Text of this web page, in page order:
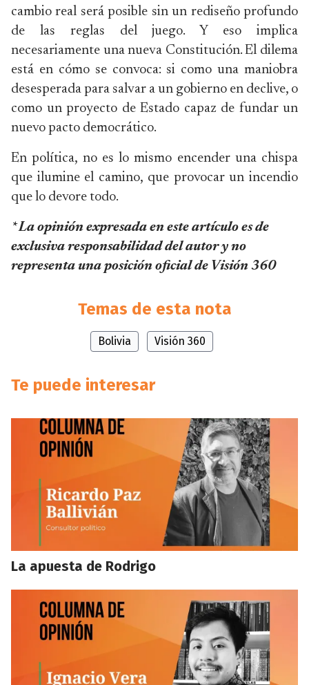
cambio real será posible sin un rediseño profundo
de las reglas del juego. Y eso implica
necesariamente una nueva Constitución. El dilema
está en cómo se convoca: si como una maniobra
desesperada para salvar a un gobierno en declive, o
como un proyecto de Estado capaz de fundar un
nuevo pacto democrático.
En política, no es lo mismo encender una chispa
que ilumine el camino, que provocar un incendio
que lo devore todo.
* La opinión expresada en este artículo es de
exclusiva responsabilidad del autor y no
representa una posición oficial de Visión 360
Temas de esta nota
Bolivia Visión 360
Te puede interesar
La apuesta de Rodrigo